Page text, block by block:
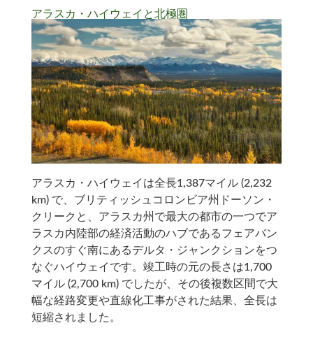
アラスカ・ハイウェイと北極圏
アラスカ・ハイウェイは全長1,387マイル (2,232
km) で、ブリティッシュコロンビア州ドーソン・
クリークと、アラスカ州で最大の都市の一つでア
ラスカ内陸部の経済活動のハブであるフェアバン
クスのすぐ南にあるデルタ・ジャンクションをつ
なぐハイウェイです。竣工時の元の長さは1,700
マイル (2,700 km) でしたが、その後複数区間で大
幅な経路変更や直線化工事がされた結果、全長は
短縮されました。